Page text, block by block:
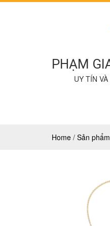
PHẠM
UY TÍN
Home / Sản phẩm